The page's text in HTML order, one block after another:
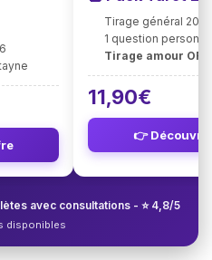
Tirage général 2026
1 question
Tirage amour
11,90€
👉
avec consultations - ⭐ 4,8/5
disponibles